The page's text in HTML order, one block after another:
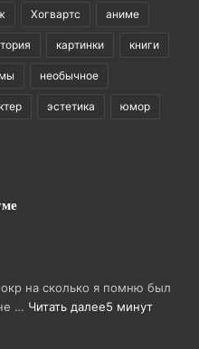
Хогвартс аниме
картинки книги
необычное
эстетика юмор
на сколько я помню был
… Читать далее5 минут